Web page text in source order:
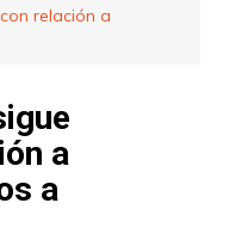
relación a
a
a